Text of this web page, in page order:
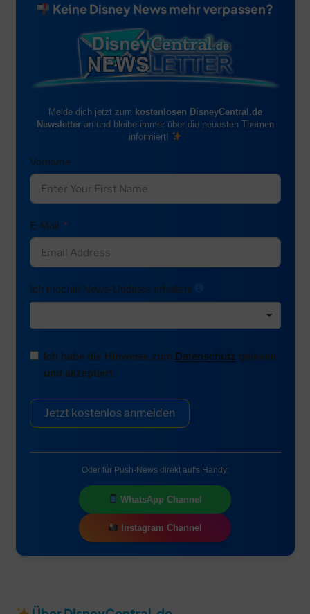
Keine Disney News mehr verpassen?
Melde dich jetzt zum kostenlosen DisneyCentral.de
Newsletteran und bleibe immer über die neuesten Themen
informiert!
Vorname
E-Mail
Ich möchte News-Updates erhalten:
Ich habe die Hinweise zum Datenschutz gelesen
und akzeptiert.
Jetzt kostenlos anmelden
Oder für Push-News direkt auf's Handy:
WhatsApp Channel
Instagram Channel